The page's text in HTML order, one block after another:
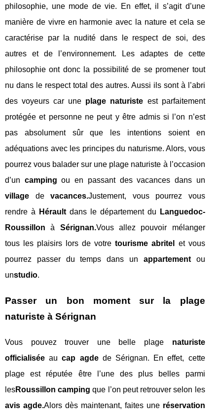
philosophie, une mode de vie. En effet, il s’agit d’une
manière de vivre en harmonie avec la nature et cela se
caractérise par la nudité dans le respect de soi, des
autres et de l’environnement. Les adaptes de cette
philosophie ont donc la possibilité de se promener tout
nu dans le respect total des autres. Aussi ils sont à l’abri
des voyeurs car une plage naturiste est parfaitement
protégée et personne ne peut y être admis si l’on n’est
pas absolument sûr que les intentions soient en
adéquations avec les principes du naturisme. Alors, vous
pourrez vous balader sur une plage naturiste à l’occasion
d’un camping ou en passant des vacances dans un
village devacances.Justement, vous pourrez vous
rendre à
Héraultdans le département du
Languedoc-
Roussillon à Sérignan.Vous allez pouvoir mélanger
tous les plaisirs lors de votretourisme abritel
et vous
pourrez passer du temps dans un appartementou
unstudio.
Passer un bon moment sur la plage
naturiste à Sérignan
Vous pouvez trouver une belle plage naturiste
officialisée aucap agdede Sérignan. En effet, cette
plage est réputée être l’une des plus belles parmi
lesRoussillon camping que l’on peut retrouver selon les
avis agde.Alors dès maintenant, faites une réservation